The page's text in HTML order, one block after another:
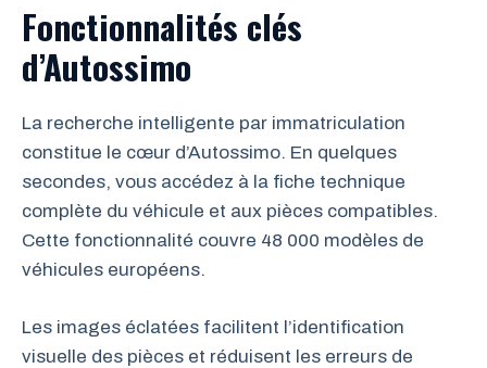
Fonctionnalités clés
d’Autossimo
La recherche intelligente par immatriculation
constitue le cœur d’Autossimo. En quelques
secondes, vous accédez à la fiche technique
complète du véhicule et aux pièces compatibles.
Cette fonctionnalité couvre 48 000 modèles de
véhicules européens.
Les images éclatées facilitent l’identification
visuelle des pièces et réduisent les erreurs de